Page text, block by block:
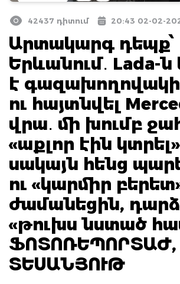
42437 դիտում 20:43 02-02-
Արտակարգ դեպք՝
Երևանում․ Lada-ն
է գազախողովակի
ու հայտնվել
վրա․ մի խումբ
«աքլոր էին
սակայն հենց
ու «կարմիր
ժամանեցին,
«թուխս նստած
ՖՈՏՈՌԵՊՈՐՏԱԺ,
ՏԵՍԱՆՅՈՒԹ